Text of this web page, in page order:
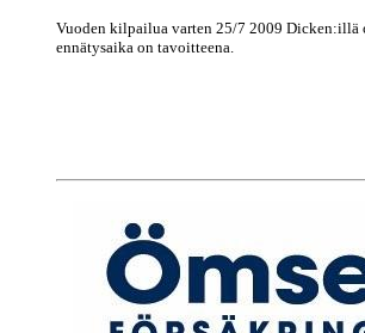
Vuoden kilpailua varten 25/7 2009 Dicken:illä
ennätysaika on tavoitteena.